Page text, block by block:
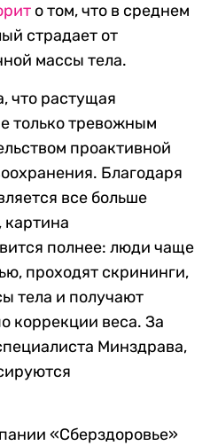
о том, что в среднем
страдает от
массы тела.
что растущая
только тревожным
проактивной
Благодаря
все больше
полнее: люди чаще
проходят скрининги,
тела и получают
коррекции веса. За
Минздрава,
«Сберздоровье»